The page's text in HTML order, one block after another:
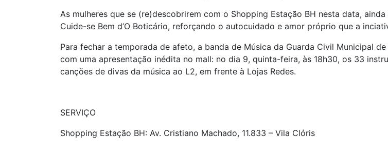
As mulheres que se (re)descobrirem com o Shopping Estação BH nesta data,
Cuide-se Bem d’O Boticário, reforçando o autocuidado e amor próprio que a
Para fechar a temporada de afeto, a banda de Música da Guarda Civil Municipal
com uma apresentação inédita no mall: no dia 9, quinta-feira, às 18h30, os 33
canções de divas da música ao L2, em frente à Lojas Redes.
SERVIÇO
Shopping Estação BH: Av. Cristiano Machado, 11.833 – Vila Clóris